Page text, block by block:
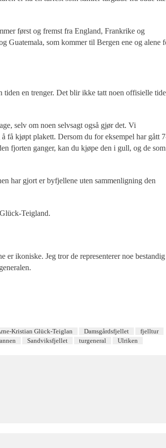
først og fremst fra England, Frankrike og
Guatemala, som kommer til Bergen ene og alene
tiden en trenger. Det blir ikke tatt noen offisielle
selv om noen selvsagt også gjør det. Vi
få kjøpt plakett. Dersom du for eksempel har gått
fjorten ganger, kan du kjøpe den i gull, og de som
har gjort er byfjellene uten sammenligning den
Teigland.
er ikoniske. Jeg tror de representerer noe bestandig
Kristian Glück-Teiglan Damsgårdsfjellet
fjelltur
Sandviksfjellet turgeneral Ulriken